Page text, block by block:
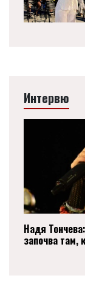
Интервю
Надя
започва там,